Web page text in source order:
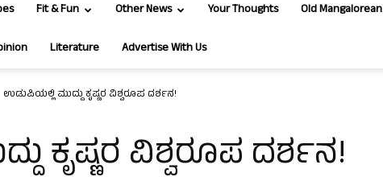
Fit & Fun Other News Your Thoughts Old Mangalorean
Literature Advertise With Us
ಉಡುಪಿಯಲ್ಲಿ ಮುದ್ದು ಕೃಷ್ಣರ ವಿಶ್ವರೂಪ ದರ್ಶನ!
ಕೃಷ್ಣರ ವಿಶ್ವರೂಪ ದರ್ಶನ!